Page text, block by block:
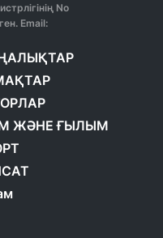
No
Email:
ЖӘНЕ ҒЫЛЫМ